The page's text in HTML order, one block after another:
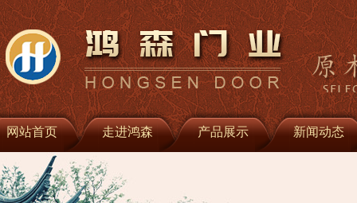
网站首页 走进鸿森 产品展示 新闻动态